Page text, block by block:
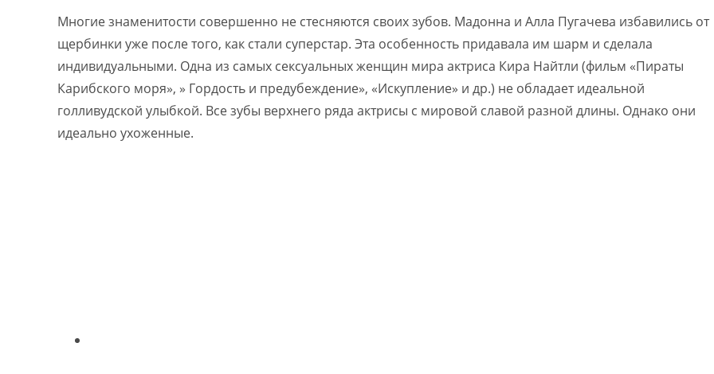
Многие знаменитости совершенно не стесняются своих зубов. Мадонна и Алла Пугачева избавились от
щербинки уже после того, как стали суперстар. Эта особенность придавала им шарм и сделала
индивидуальными. Одна из самых сексуальных женщин мира актриса Кира Найтли (фильм «Пираты
Карибского моря», » Гордость и предубеждение», «Искупление» и др.) не обладает идеальной
голливудской улыбкой. Все зубы верхнего ряда актрисы с мировой славой разной длины. Однако они
идеально ухоженные.